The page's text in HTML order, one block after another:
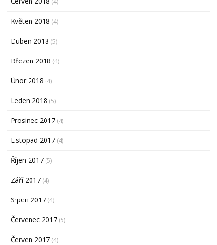
Květen 2018 (4)
Duben 2018 (5)
Březen 2018 (4)
Únor 2018 (4)
Leden 2018 (5)
Prosinec 2017 (4)
Listopad 2017 (4)
Říjen 2017 (5)
Září 2017 (4)
Srpen 2017 (4)
Červenec 2017 (5)
Červen 2017 (4)